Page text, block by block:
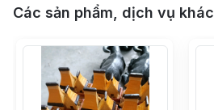
Các sản phẩm, dịch vụ khác